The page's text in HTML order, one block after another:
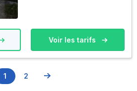
Voir les tarifs
1 2